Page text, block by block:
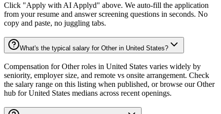
Click "Apply with AI Applyd" above. We auto-fill the application
from your resume and answer screening questions in seconds. No
copy and paste, no juggling tabs.
What's the typical salary for Other in United States?
Compensation for Other roles in United States varies widely by
seniority, employer size, and remote vs onsite arrangement. Check
the salary range on this listing when published, or browse our Other
hub for United States medians across recent openings.